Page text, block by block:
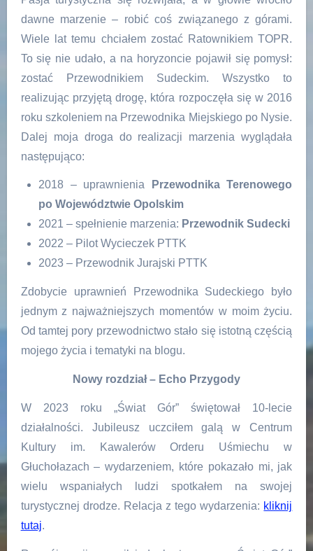
dawne marzenie – robić coś związanego z górami.
Wiele lat temu chciałem zostać Ratownikiem TOPR.
To się nie udało, a na horyzoncie pojawił się pomysł:
zostać Przewodnikiem Sudeckim. Wszystko to
realizując przyjętą drogę, która rozpoczęła się w 2016
roku szkoleniem na Przewodnika Miejskiego po Nysie.
Dalej moja droga do realizacji marzenia wyglądała
następująco:
2018 – uprawnienia
Przewodnika Terenowego
po Województwie Opolskim
2021 – spełnienie marzenia: Przewodnik Sudecki
2022 – Pilot Wycieczek PTTK
2023 – Przewodnik Jurajski PTTK
Zdobycie uprawnień Przewodnika Sudeckiego było
jednym z najważniejszych momentów w moim życiu.
Od tamtej pory przewodnictwo stało się istotną częścią
mojego życia i tematyki na blogu.
Nowy rozdział – Echo Przygody
W 2023 roku „Świat Gór” świętował 10-lecie
działalności. Jubileusz uczciłem galą w Centrum
Kultury im. Kawalerów Orderu Uśmiechu w
Głuchołazach – wydarzeniem, które pokazało mi, jak
wielu wspaniałych ludzi spotkałem na swojej
turystycznej drodze. Relacja z tego wydarzenia: kliknij
tutaj.